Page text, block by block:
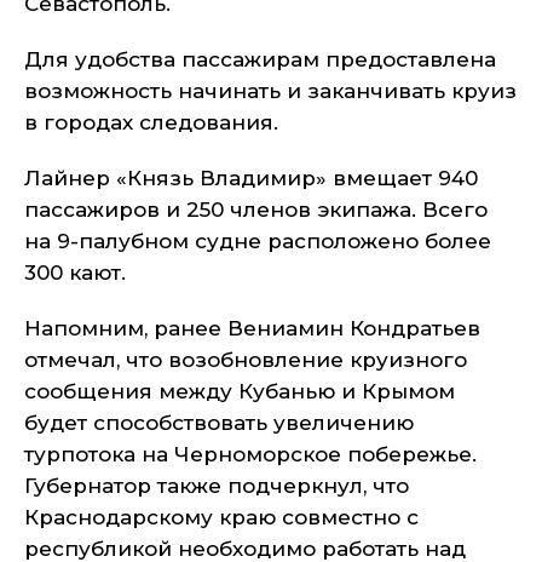
Для удобства пассажирам предоставлена
возможность начинать и заканчивать круиз
в городах следования.
Лайнер «Князь Владимир» вмещает 940
пассажиров и 250 членов экипажа. Всего
на 9-палубном судне расположено более
300 кают.
Напомним, ранее Вениамин Кондратьев
отмечал, что возобновление круизного
сообщения между Кубанью и Крымом
будет способствовать увеличению
турпотока на Черноморское побережье.
Губернатор также подчеркнул, что
Краснодарскому краю совместно с
республикой необходимо работать над